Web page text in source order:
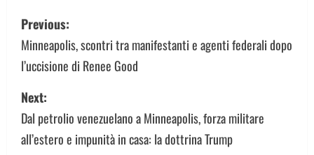
P
o
s
t
n
Previous:
Minneapolis, scontri tra manifestanti e agenti federali dopo
l’uccisione di Renee Good
Next:
Dal petrolio venezuelano a Minneapolis, forza militare
all’estero e impunità in casa: la dottrina Trump